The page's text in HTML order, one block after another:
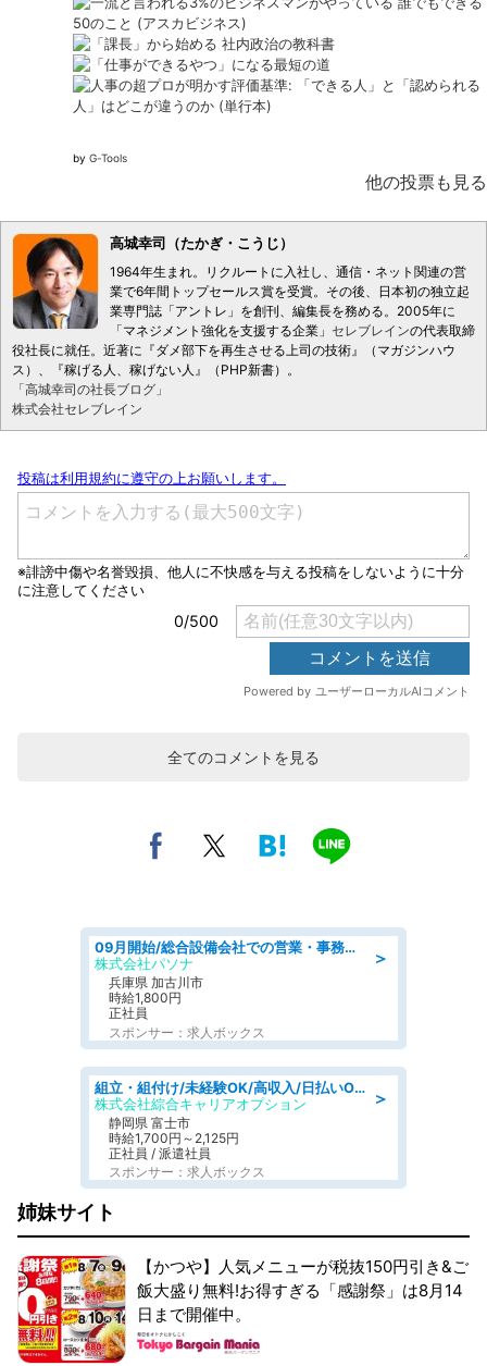
by G-Tools
他の投票も見る
高城幸司（たかぎ・こうじ）
1964年生まれ。リクルートに入社し、通信・ネット関連の営
業で6年間トップセールス賞を受賞。その後、日本初の独立起
業専門誌「アントレ」を創刊、編集長を務める。2005年に
「マネジメント強化を支援する企業」 セレブレインの代表取締
役社長に就任。近著に『ダメ部下を再生させる上司の技術』（マガジンハウ
ス）、『稼げる人、稼げない人』（PHP新書）。
「高城幸司の社長ブログ」
株式会社セレブレイン
全てのコメントを見る
＞
09月開始/総合設備会社での営業・事務のお仕事/車通勤可/賞与あり/営業/営業事務
株式会社パソナ
兵庫県 加古川市
時給1,800円
正社員
スポンサー：求人ボックス
＞
組立・組付け/未経験OK/高収入/日払いOK/寮費無料/交替制
株式会社綜合キャリアオプション
静岡県 富士市
時給1,700円～2,125円
正社員 / 派遣社員
スポンサー：求人ボックス
姉妹サイト
【かつや】人気メニューが税抜150円引き&ご
飯大盛り無料!お得すぎる「感謝祭」は8月14
日まで開催中。